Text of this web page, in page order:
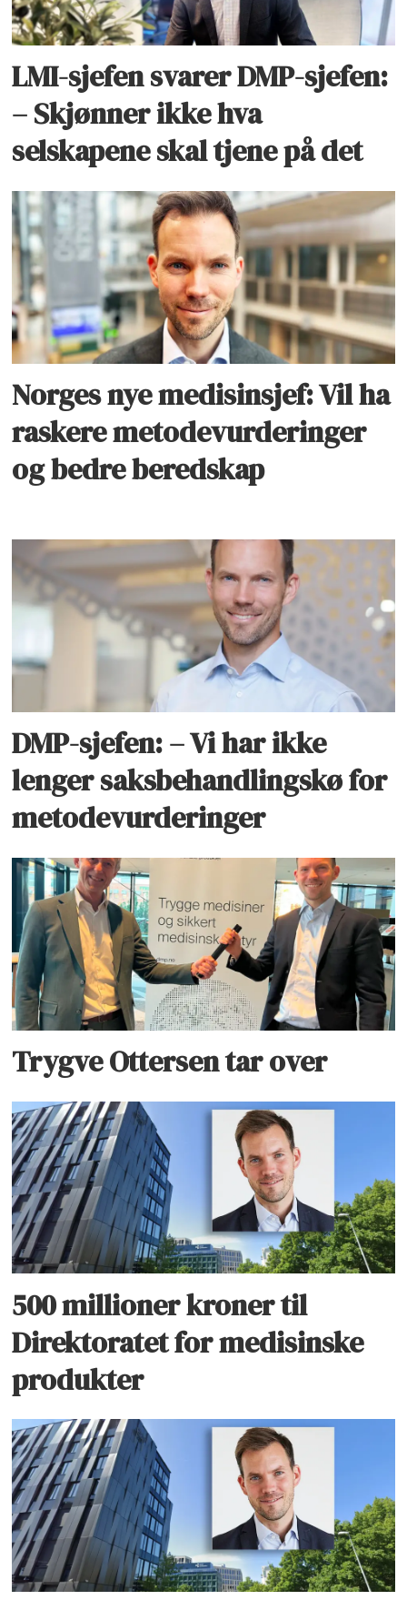
LMI-sjefen svarer DMP-sjefen:
– Skjønner ikke hva
selskapene skal tjene på det
Norges nye medisinsjef: Vil ha
raskere metodevurderinger
og bedre beredskap
DMP-sjefen: – Vi har ikke
lenger saksbehandlingskø for
metodevurderinger
Trygve Ottersen tar over
500 millioner kroner til
Direktoratet for medisinske
produkter